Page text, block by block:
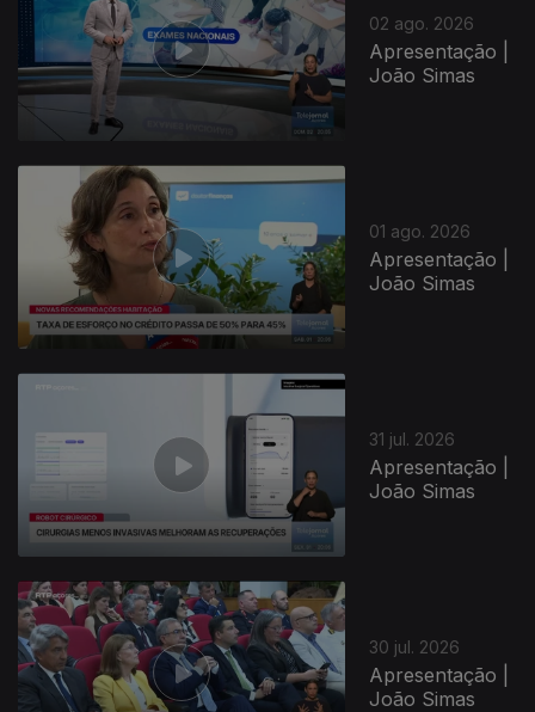
02 ago. 2026
Apresentação |
João Simas
01 ago. 2026
Apresentação |
João Simas
31 jul. 2026
Apresentação |
João Simas
30 jul. 2026
Apresentação |
João Simas